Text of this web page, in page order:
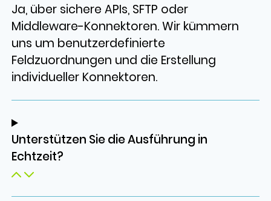
Ja, über sichere APIs, SFTP oder
Middleware-Konnektoren. Wir kümmern
uns um benutzerdefinierte
Feldzuordnungen und die Erstellung
individueller Konnektoren.
Unterstützen Sie die Ausführung in
Echtzeit?